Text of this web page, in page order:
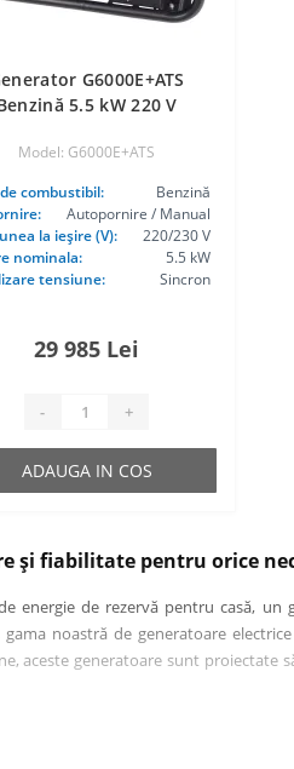
G6000E+ATS
5.5 kW 220 V
Model: G6000E+ATS
combustibil:
Benzină
Autopornire / Manual
la ieşire (V):
220/230 V
nominala:
5.5 kW
tensiune:
Sincron
29 985 Lei
- +
ADAUGA IN COS
și fiabilitate pentru orice
energie de rezervă pentru casă,
noastră de generatoare
aceste generatoare sunt proiectate